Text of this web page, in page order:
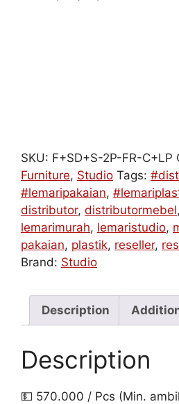
SKU: F+SD+S-2P-FR-C+LP
Furniture, Studio Tags:
#lemaripakaian,
distributor, distributormebel,
lemarimurah, lemaristudio,
pakaian, plastik, reseller,
Brand: Studio
Description
Description
💵 570.000 / Pcs (Min.